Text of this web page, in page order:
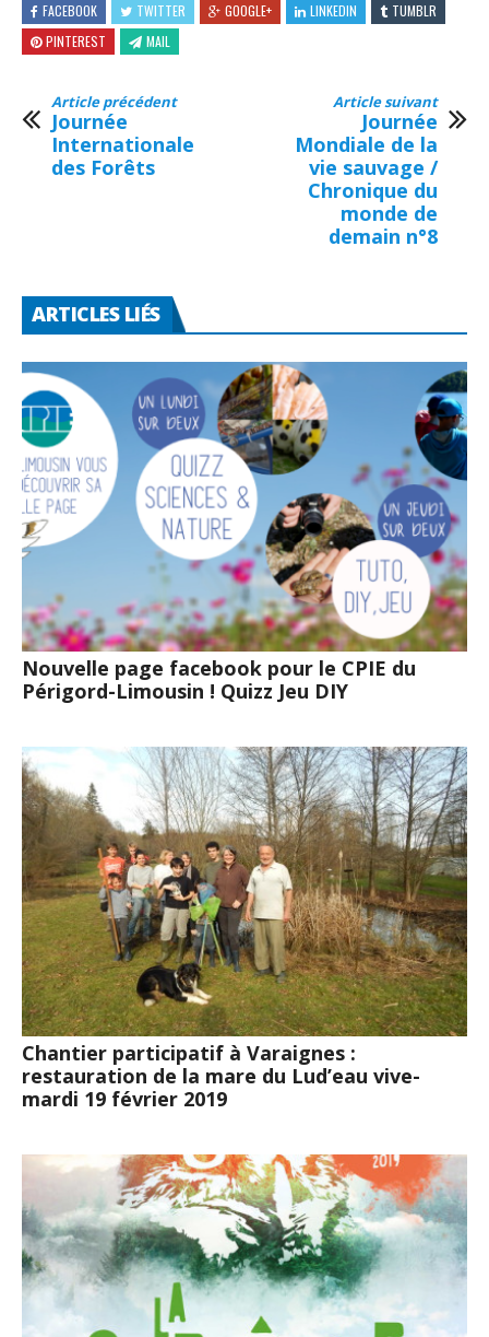
FACEBOOK TWITTER GOOGLE+ LINKEDIN
TUMBLR
PINTEREST
MAIL
Article précédent
Journée
Internationale
des Forêts
Article suivant
Journée
Mondiale de la
vie sauvage /
Chronique du
monde de
demain n°8
ARTICLES LIÉS
Nouvelle page facebook pour le CPIE du
Périgord-Limousin ! Quizz Jeu DIY
Chantier participatif à Varaignes :
restauration de la mare du Lud’eau vive-
mardi 19 février 2019